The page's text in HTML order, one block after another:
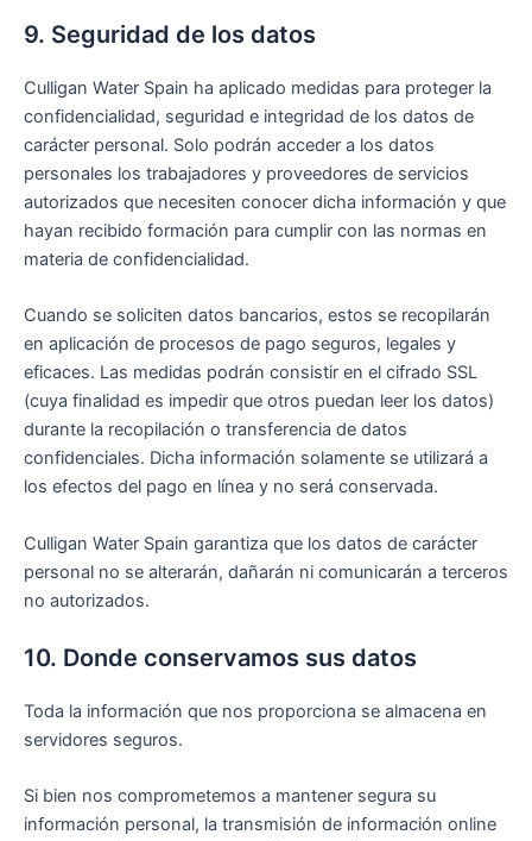
9. Seguridad de los datos
Culligan Water Spain ha aplicado medidas para proteger la
confidencialidad, seguridad e integridad de los datos de
carácter personal. Solo podrán acceder a los datos
personales los trabajadores y proveedores de servicios
autorizados que necesiten conocer dicha información y que
hayan recibido formación para cumplir con las normas en
materia de confidencialidad.
Cuando se soliciten datos bancarios, estos se recopilarán
en aplicación de procesos de pago seguros, legales y
eficaces. Las medidas podrán consistir en el cifrado SSL
(cuya finalidad es impedir que otros puedan leer los datos)
durante la recopilación o transferencia de datos
confidenciales. Dicha información solamente se utilizará a
los efectos del pago en línea y no será conservada.
Culligan Water Spain garantiza que los datos de carácter
personal no se alterarán, dañarán ni comunicarán a terceros
no autorizados.
10. Donde conservamos sus datos
Toda la información que nos proporciona se almacena en
servidores seguros.
Si bien nos comprometemos a mantener segura su
información personal, la transmisión de información online